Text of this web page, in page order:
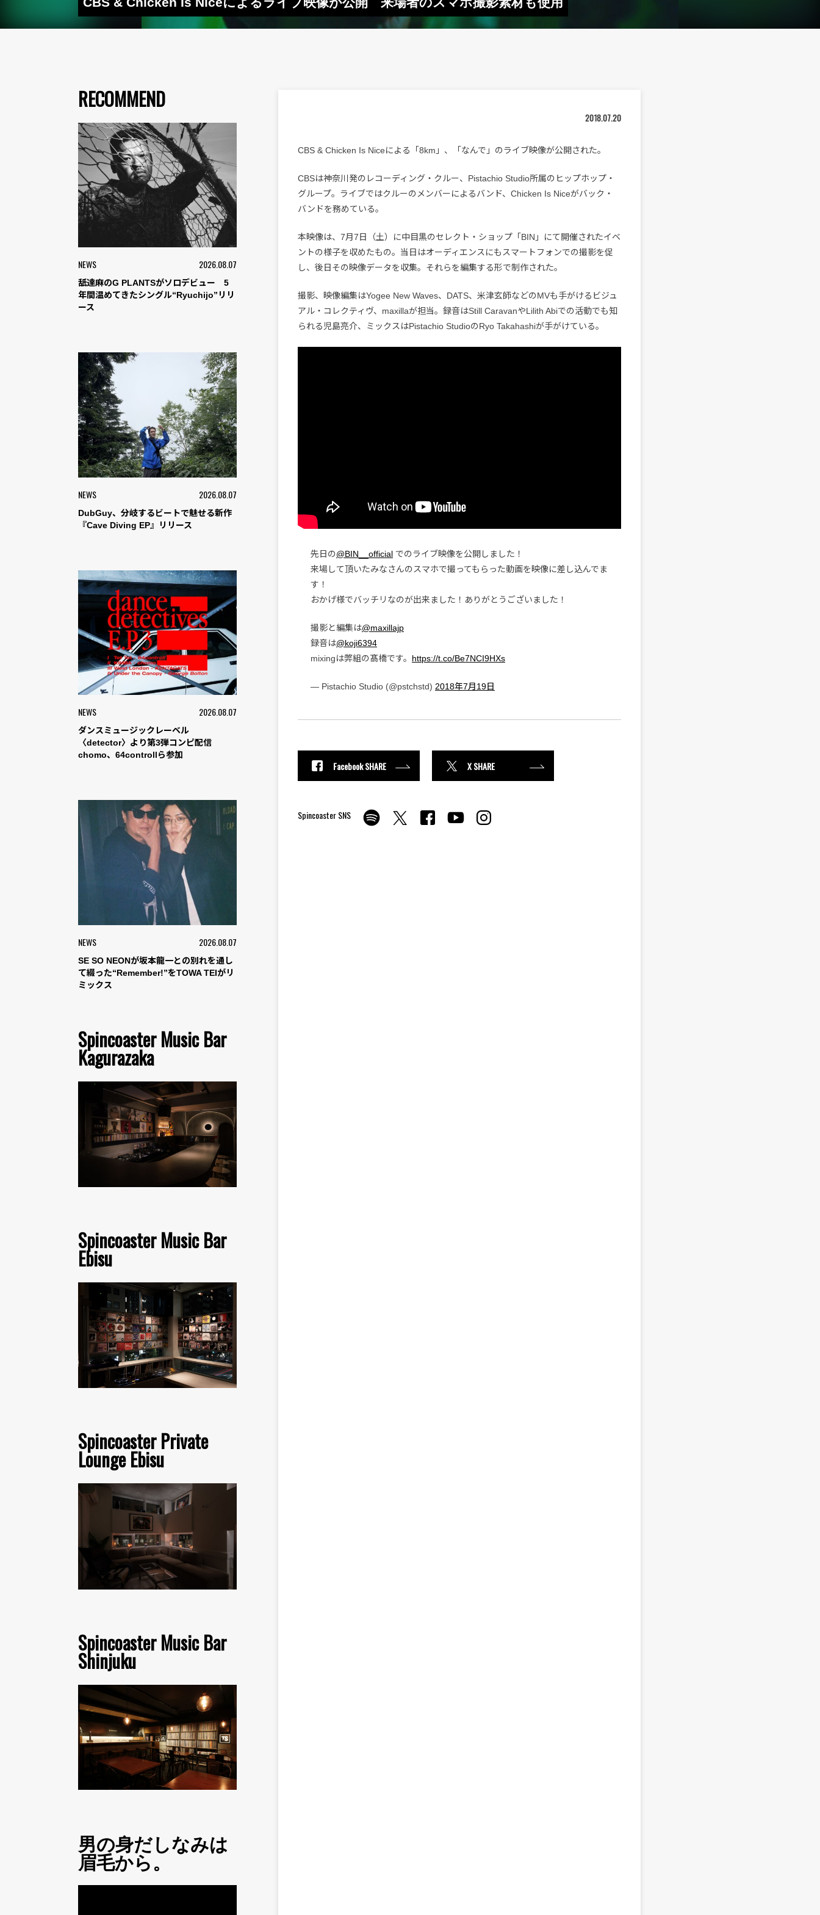
RECOMMEND
NEWS 2026.08.07
舐達麻のG PLANTSがソロデビュー 5
年間温めてきたシングル“Ryuchijo”リリ
ース
NEWS 2026.08.07
DubGuy、分岐するビートで魅せる新作
『Cave Diving EP』リリース
NEWS 2026.08.07
ダンスミュージックレーベル
〈detector〉より第3弾コンピ配信
chomo、64controllら参加
NEWS 2026.08.07
SE SO NEONが坂本龍一との別れを通し
て綴った“Remember!”をTOWA TEIがリ
ミックス
Spincoaster Music Bar
Kagurazaka
Spincoaster Music Bar
Ebisu
Spincoaster Private
Lounge Ebisu
Spincoaster Music Bar
Shinjuku
男の身だしなみは
眉毛から。
2018.07.20
CBS & Chicken Is Niceによる「8km」、「なんで」のライブ映像が公開された。
CBSは神奈川発のレコーディング・クルー、Pistachio Studio所属のヒップホップ・
グループ。ライブではクルーのメンバーによるバンド、Chicken Is Niceがバック・
バンドを務めている。
本映像は、7月7日（土）に中目黒のセレクト・ショップ「BIN」にて開催されたイベ
ントの様子を収めたもの。当日はオーディエンスにもスマートフォンでの撮影を促
し、後日その映像データを収集。それらを編集する形で制作された。
撮影、映像編集はYogee New Waves、DATS、米津玄師などのMVも手がけるビジュ
アル・コレクティヴ、maxillaが担当。録音はStill CaravanやLilith Abiでの活動でも知
られる児島亮介、ミックスはPistachio StudioのRyo Takahashiが手がけている。
先日の@BIN__official でのライブ映像を公開しました！
来場して頂いたみなさんのスマホで撮ってもらった動画を映像に差し込んでま
す！
おかげ様でバッチリなのが出来ました！ありがとうございました！
撮影と編集は@maxillajp
録音は@koji6394
mixingは弊組の髙橋です。 https://t.co/Be7NCI9HXs
— Pistachio Studio (@pstchstd) 2018年7月19日
Facebook SHARE X SHARE
Spincoaster SNS